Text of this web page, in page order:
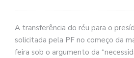
A transferência do réu para o
solicitada pela PF no começo da
feira sob o argumento da